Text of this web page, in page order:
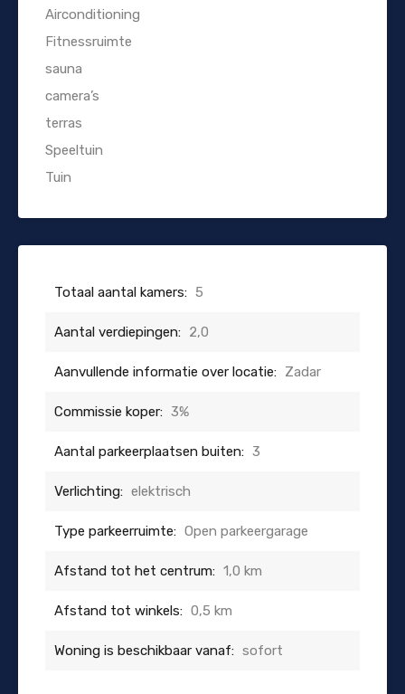
Airconditioning
Fitnessruimte
sauna
camera’s
terras
Speeltuin
Tuin
Totaal aantal kamers: 5
Aantal verdiepingen: 2,0
Aanvullende informatie over locatie: Zadar
Commissie koper: 3%
Aantal parkeerplaatsen buiten: 3
Verlichting: elektrisch
Type parkeerruimte: Open parkeergarage
Afstand tot het centrum: 1,0 km
Afstand tot winkels: 0,5 km
Woning is beschikbaar vanaf: sofort